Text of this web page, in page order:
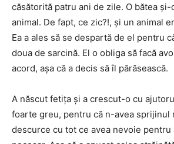
căsătorită patru ani de zile. O bătea
animal. De fapt, ce zic?!, şi un animal
Ea a ales să se despartă de el pentru
doua de sarcină. El o obliga să facă
acord, aşa că a decis să îl părăsească.
A născut fetiţa şi a crescut-o cu
foarte greu, pentru că n-avea sprijinul
descurce cu tot ce avea nevoie